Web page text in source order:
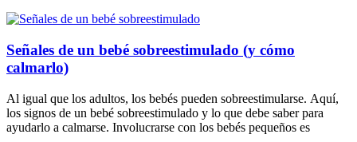
Señales de un bebé sobreestimulado (y cómo
calmarlo)
Al igual que los adultos, los bebés pueden sobreestimularse. Aquí,
los signos de un bebé sobreestimulado y lo que debe saber para
ayudarlo a calmarse. Involucrarse con los bebés pequeños es